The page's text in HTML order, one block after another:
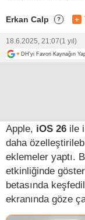
Erkan Calp ? +
18.6.2025, 21:07(1 yıl)
+ DH'yi Favori Kaynağın
Apple, iOS 26 ile
daha
eklemeler yaptı.
etkinliğinde
betasında
ekranında göze